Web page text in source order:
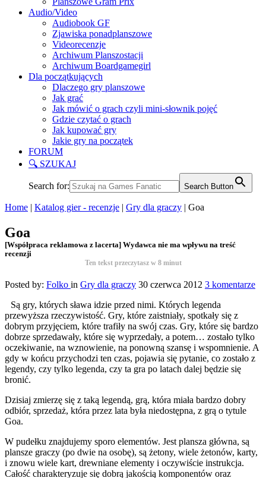
Audio/Video
Audiobook GF
Zjawiska ponadplanszowe
Videorecenzje
Archiwum Planszostacji
Archiwum Boardgamegirl
Dla początkujących
Dlaczego gry planszowe
Jak grać
Jak mówić o grach czyli mini-słownik pojęć
Gdzie czytać o grach
Jak kupować gry
Jakie gry na początek
FORUM
🔍 SZUKAJ
Search for: Search Button
Home | Katalog gier - recenzje | Gry dla graczy | Goa
Goa
[Współpraca reklamowa z lacerta] Wydawca nie ma wpływu na treść
recenzji
Ten tekst przeczytasz w 8 minut
Posted by: Folko in Gry dla graczy 30 czerwca 2012 3 komentarze
Są gry, których sława idzie przed nimi. Których legenda
przewyższa rzeczywistość. Gry, które zaistniały, spotkały się z
dobrym przyjęciem, które trafiły na swój czas. Gry, które się bardzo
dobrze sprzedawały, które się wyprzedały, a potem… zostało tylko
oczekiwanie, na wznowienie, na ponowną szansę i wspomnienie. A
gdy w końcu przychodzi ten czas, pojawia się pytanie, co zostało z
legendy, czy tylko legenda, czy ta gra po latach dalej będzie się
bronić.
Dzisiaj zmierzę się z taką legendą, grą, która miała bardzo dobry
odbiór, sprzedaż, która przez lata była niedostępna, z grą o tytule
Goa.
W pudełku znajdujemy sporo elementów. Jest plansza główna, są
plansze graczy (po dwie na osobę), są żetony, wiele żetonów, karty,
i znowu wiele kart, drewniane elementy i oczywiście instrukcja.
Całość charakteryzuje się dobrą jakością komponentów oraz